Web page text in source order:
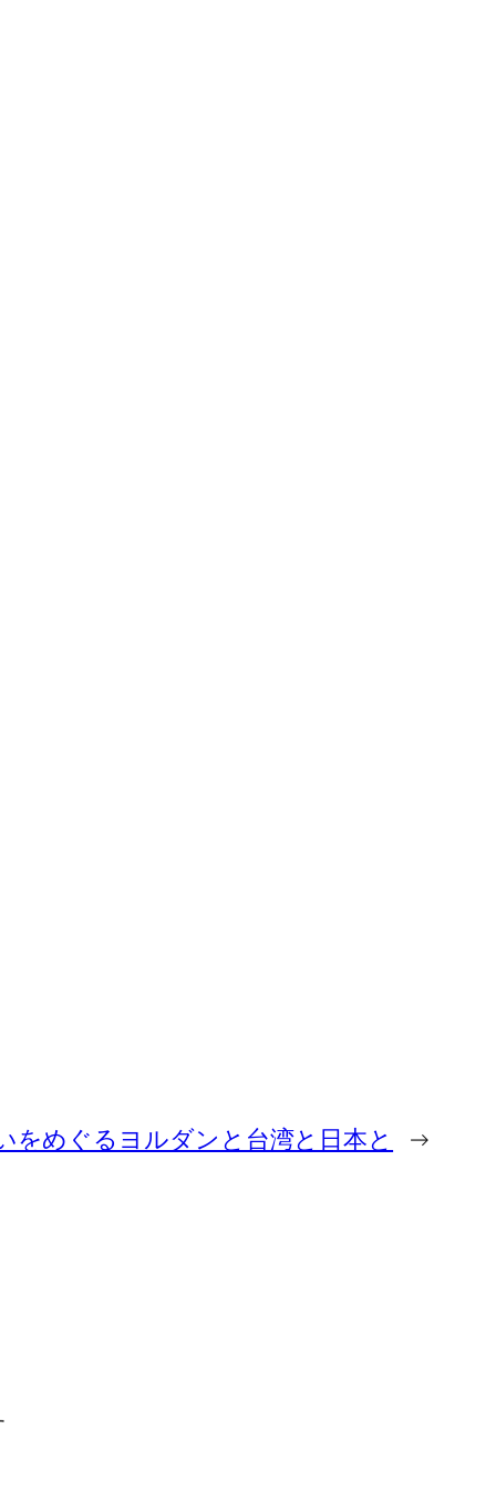
をめぐるヨルダンと台湾と日本と →